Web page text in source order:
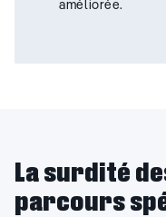
améliorée.
La surdité
parcours